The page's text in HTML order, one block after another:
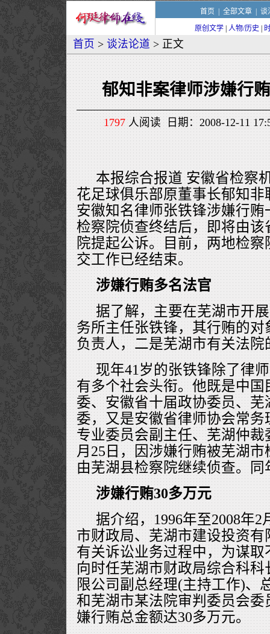
首页 全部文章| 谈
原创文学 人物/历史
首页 > 谈法论道 > 正文
郁知非案律师涉嫌行
1797人阅读 日期：2008-12-11
本报综合报道 安徽省检察
花足球俱乐部原董事长郁知
安徽知名律师张铁锋涉嫌行
检察院侦查终结后，即将由
院提起公诉。目前，两地检
交工作已经结束。
涉嫌行贿多名法官
据了解，主要在芜湖市开
务所主任张铁锋，其行贿的
负责人，二是芜湖市有关法院
现年41岁的张铁锋除了律
有多个社会头衔。他既是中
委、安徽省十届政协委员、
委，又是安徽省律师协会常
专业委员会副主任、芜湖仲
月25日，因涉嫌行贿被芜湖
由芜湖县检察院继续侦查。
涉嫌行贿30多万元
据介绍，1996年至2008年
市财政局、芜湖市建设投资
有关诉讼业务过程中，为谋
向时任芜湖市财政局综合科
限公司副总经理(主持工作)、
和芜湖市某法院审判委员会
嫌行贿总金额达30多万元。